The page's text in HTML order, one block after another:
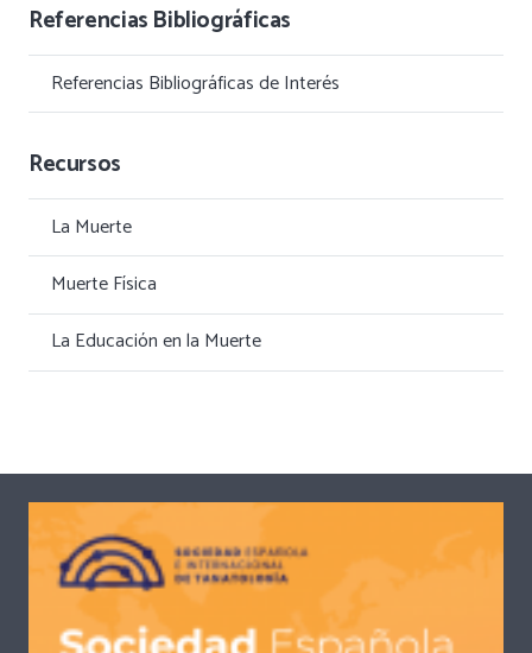
Referencias Bibliográficas
Referencias Bibliográficas de Interés
Recursos
La Muerte
Muerte Física
La Educación en la Muerte